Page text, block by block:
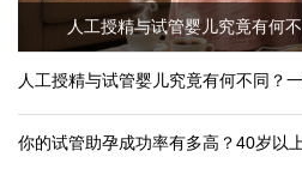
人工授精与试管婴儿究竟有何